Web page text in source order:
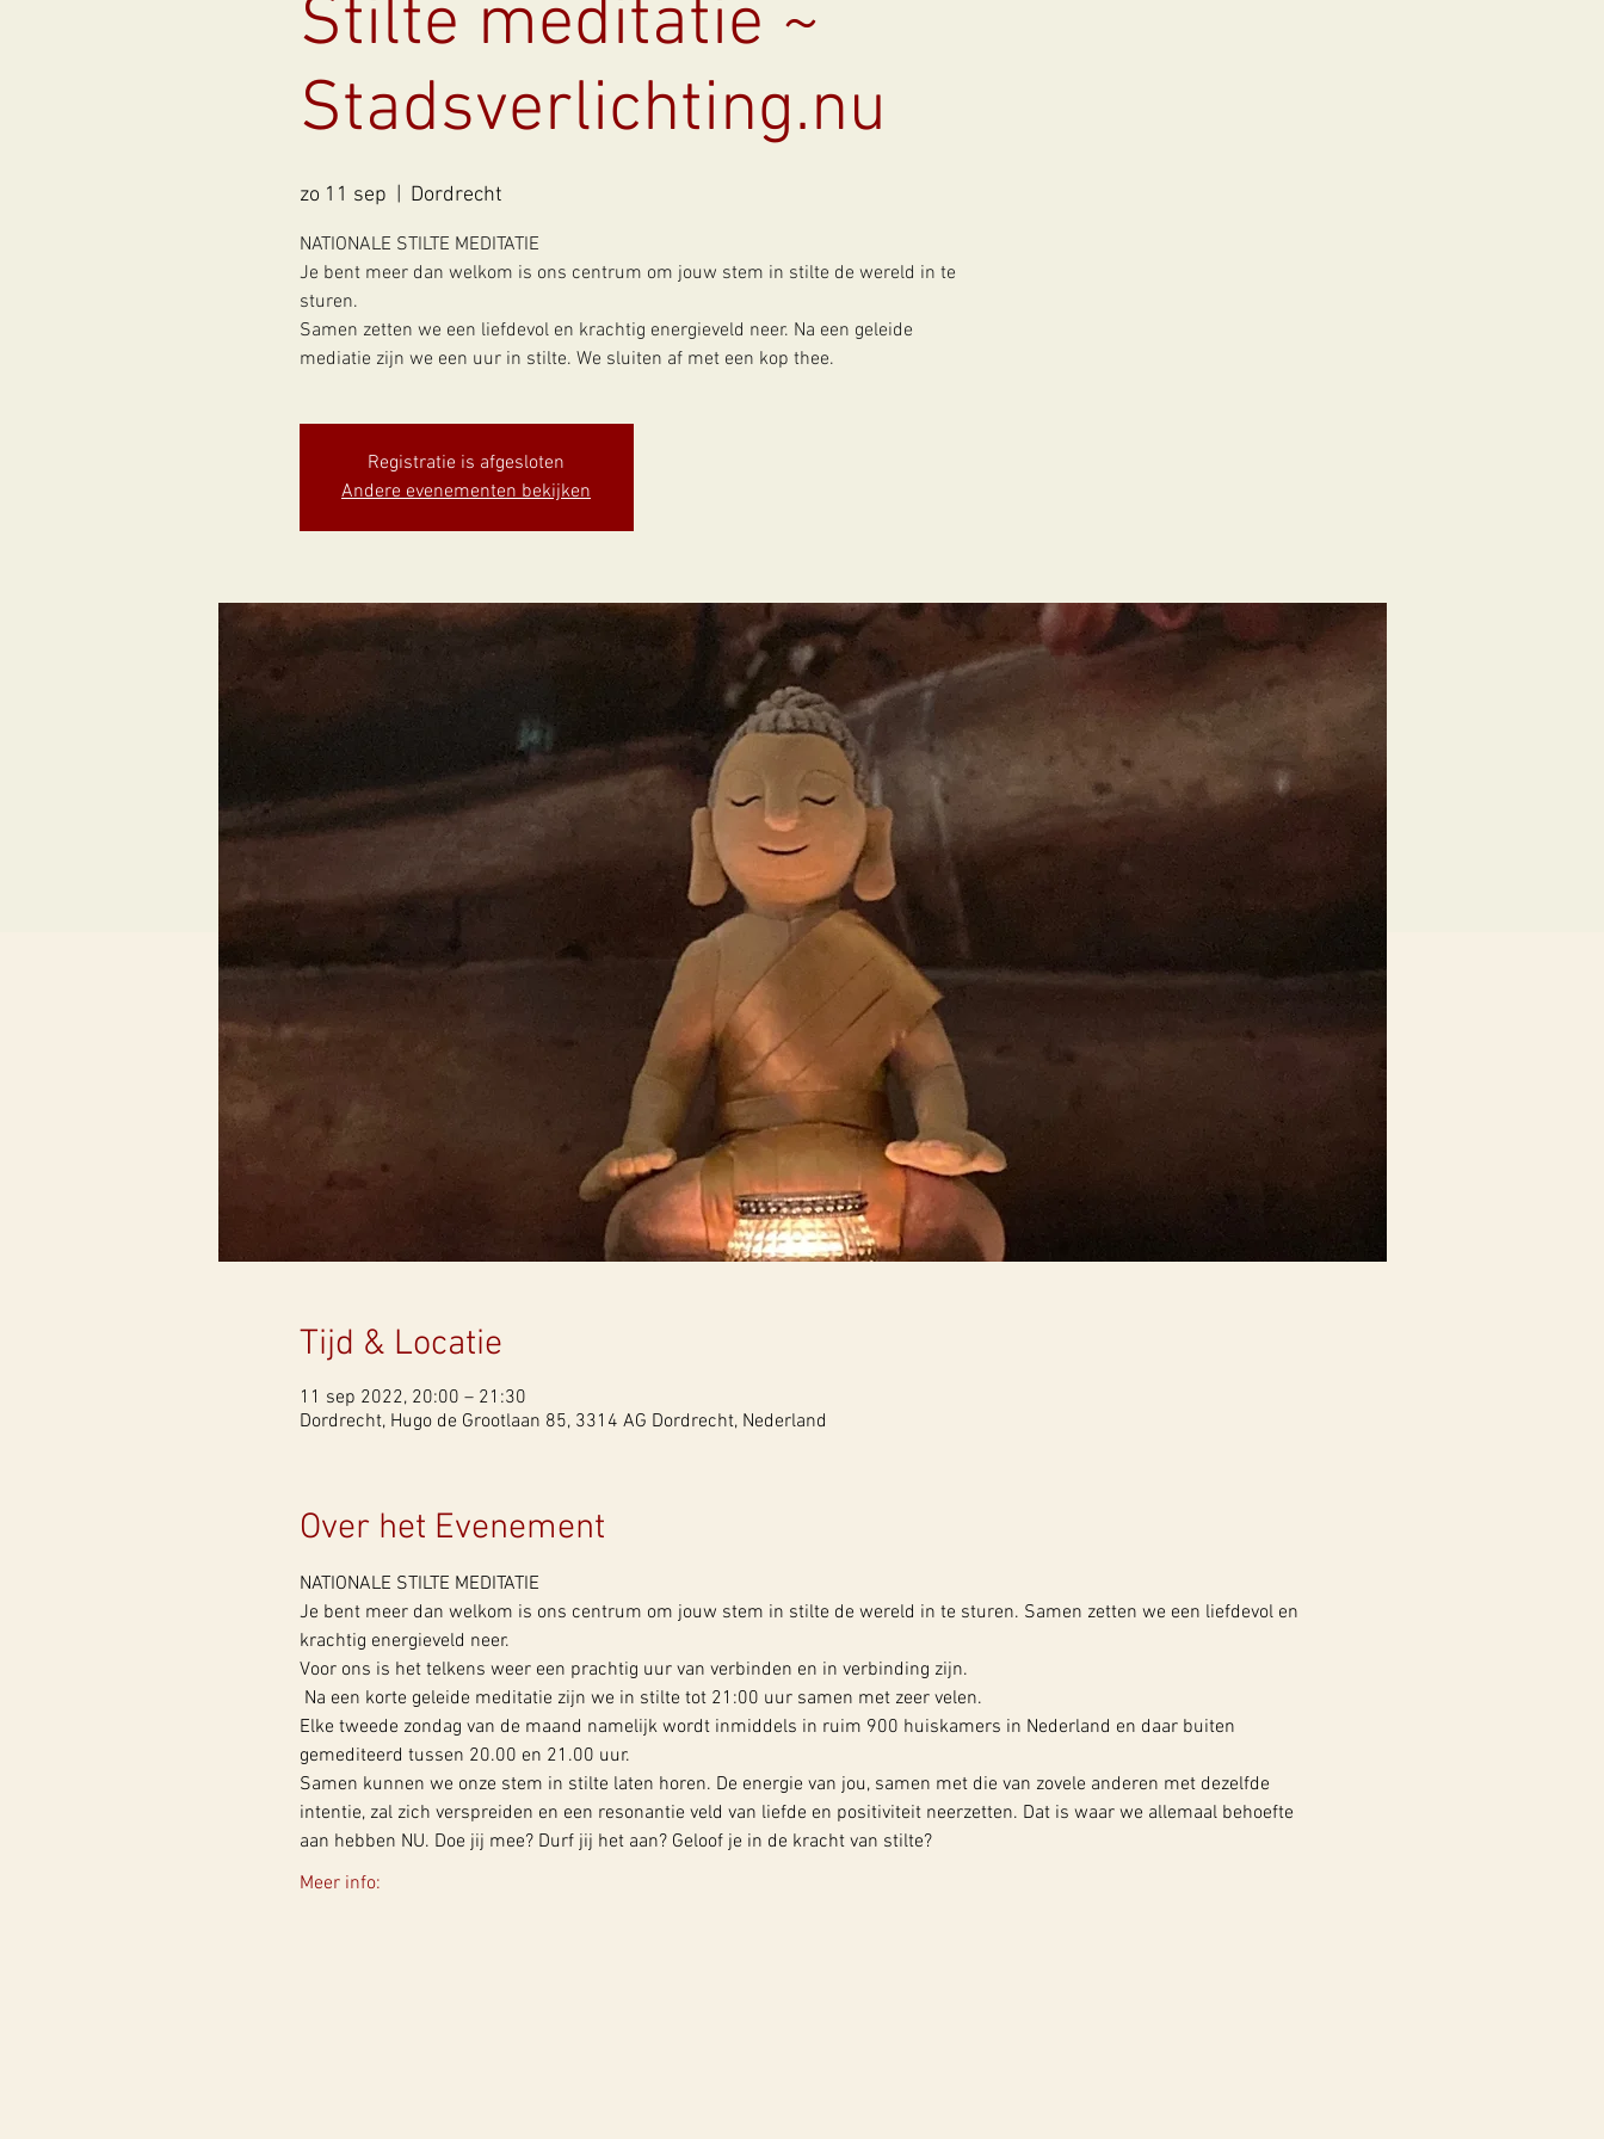
Stilte meditatie ~
Stadsverlichting.nu
zo 11 sep Dordrecht
NATIONALE STILTE MEDITATIE
Je bent meer dan welkom is ons centrum om jouw stem in stilte de wereld in te
sturen.
Samen zetten we een liefdevol en krachtig energieveld neer. Na een geleide
mediatie zijn we een uur in stilte. We sluiten af met een kop thee.
Registratie is afgesloten
Andere evenementen bekijken
Tijd & Locatie
11 sep 2022, 20:00 – 21:30
Dordrecht, Hugo de Grootlaan 85, 3314 AG Dordrecht, Nederland
Over het Evenement
NATIONALE STILTE MEDITATIE
Je bent meer dan welkom is ons centrum om jouw stem in stilte de wereld in te sturen. Samen zetten we een liefdevol en
krachtig energieveld neer.
Voor ons is het telkens weer een prachtig uur van verbinden en in verbinding zijn.
Na een korte geleide meditatie zijn we in stilte tot 21:00 uur samen met zeer velen.
Elke tweede zondag van de maand namelijk wordt inmiddels in ruim 900 huiskamers in Nederland en daar buiten
gemediteerd tussen 20.00 en 21.00 uur.
Samen kunnen we onze stem in stilte laten horen. De energie van jou, samen met die van zovele anderen met dezelfde
intentie, zal zich verspreiden en een resonantie veld van liefde en positiviteit neerzetten. Dat is waar we allemaal behoefte
aan hebben NU. Doe jij mee? Durf jij het aan? Geloof je in de kracht van stilte?
Meer info: